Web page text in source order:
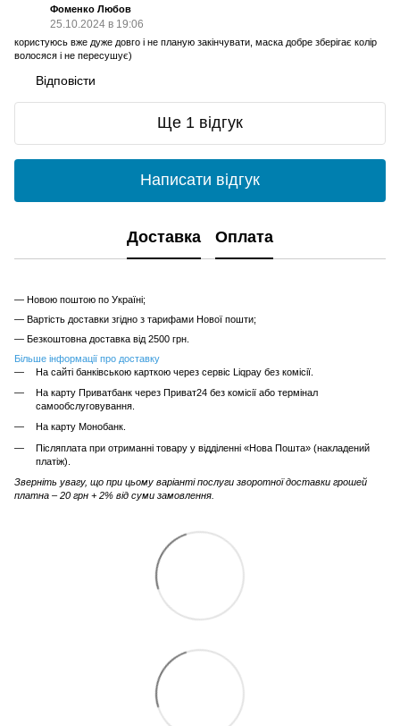
Фоменко Любов
25.10.2024 в 19:06
користуюсь вже дуже довго і не планую закінчувати, маска добре зберігає колір
волосяся і не пересушує)
Відповісти
Ще 1 відгук
Написати відгук
Доставка Оплата
— Новою поштою по Україні;
— Вартість доставки згідно з тарифами Нової пошти;
— Безкоштовна доставка від 2500 грн.
Більше інформації про доставку
На сайті банківською карткою через сервіс Liqpay без комісії.
На карту Приватбанк через Приват24 без комісії або термінал
самообслуговування.
На карту Монобанк.
Післяплата при отриманні товару у відділенні «Нова Пошта» (накладений
платіж).
Зверніть увагу, що при цьому варіанті послуги зворотної доставки грошей
платна – 20 грн + 2% від суми замовлення.